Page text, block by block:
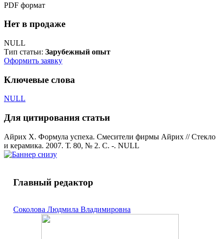
PDF формат
Нет в продаже
NULL
Тип статьи: Зарубежный опыт
Оформить заявку
Ключевые слова
NULL
Для цитирования статьи
Айрих Х. Формула успеха. Смесители фирмы Айрих // Стекло
и керамика. 2007. Т. 80, № 2. С. -. NULL
Главный редактор
Соколова Людмила Владимировна